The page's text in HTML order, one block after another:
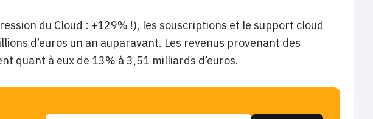
du Cloud : +129% !), les souscriptions et le support cloud
d’euros un an auparavant. Les revenus provenant des
quant à eux de 13% à 3,51 milliards d’euros.